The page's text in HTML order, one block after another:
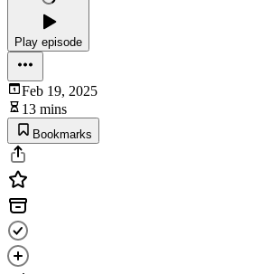
Play episode
Feb 19, 2025
13 mins
Bookmarks